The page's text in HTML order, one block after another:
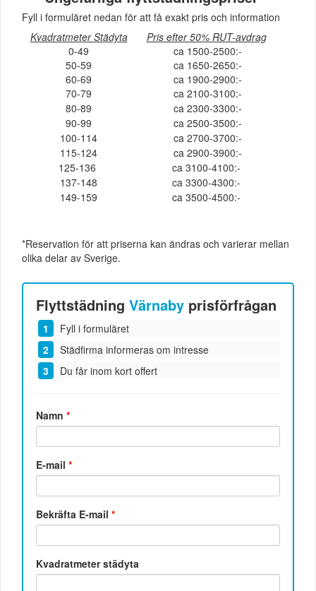
Fyll i formuläret nedan för att få exakt pris och information
Kvadratmeter Städyta
Pris efter 50% RUT-avdrag
0-49
ca 1500-2500:-
50-59
ca 1650-2650:-
60-69
ca 1900-2900:-
70-79
ca 2100-3100:-
80-89
ca 2300-3300:-
90-99
ca 2500-3500:-
100-114
ca 2700-3700:-
115-124
ca 2900-3900:-
125-136
ca 3100-4100:-
137-148
ca 3300-4300:-
149-159
ca 3500-4500:-
*Reservation för att priserna kan ändras och varierar mellan
olika delar av Sverige.
FlyttstädningVärnaby prisförfrågan
Fyll i formuläret
Städfirma informeras om intresse
Du får inom kort offert
Namn*
E-mail*
Bekräfta E-mail*
Kvadratmeter städyta